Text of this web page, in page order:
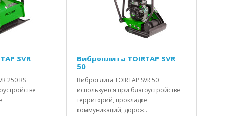
SVR
250 RS
Виброплита TOIRTAP SVR
50
Виброплита TOIRTAP SVR 50
используется при благоустройстве
территорий, прокладке
коммуникаций, дорож..